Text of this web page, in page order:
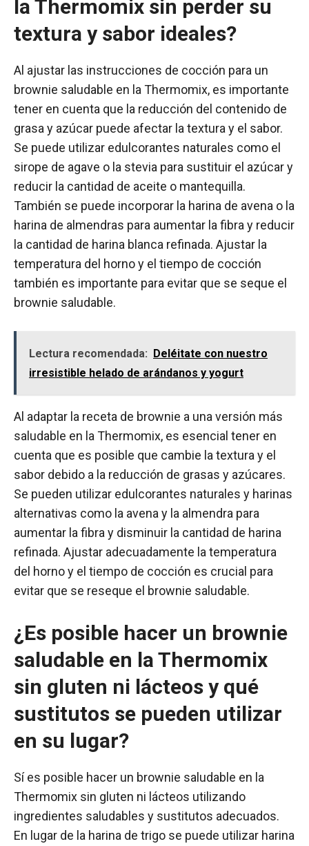
la Thermomix sin perder su
textura y sabor ideales?
Al ajustar las instrucciones de cocción para un
brownie saludable en la Thermomix, es importante
tener en cuenta que la reducción del contenido de
grasa y azúcar puede afectar la textura y el sabor.
Se puede utilizar edulcorantes naturales como el
sirope de agave o la stevia para sustituir el azúcar y
reducir la cantidad de aceite o mantequilla.
También se puede incorporar la harina de avena o la
harina de almendras para aumentar la fibra y reducir
la cantidad de harina blanca refinada. Ajustar la
temperatura del horno y el tiempo de cocción
también es importante para evitar que se seque el
brownie saludable.
Lectura recomendada: Deléitate con nuestro
irresistible helado de arándanos y yogurt
Al adaptar la receta de brownie a una versión más
saludable en la Thermomix, es esencial tener en
cuenta que es posible que cambie la textura y el
sabor debido a la reducción de grasas y azúcares.
Se pueden utilizar edulcorantes naturales y harinas
alternativas como la avena y la almendra para
aumentar la fibra y disminuir la cantidad de harina
refinada. Ajustar adecuadamente la temperatura
del horno y el tiempo de cocción es crucial para
evitar que se reseque el brownie saludable.
¿Es posible hacer un brownie
saludable en la Thermomix
sin gluten ni lácteos y qué
sustitutos se pueden utilizar
en su lugar?
Sí es posible hacer un brownie saludable en la
Thermomix sin gluten ni lácteos utilizando
ingredientes saludables y sustitutos adecuados.
En lugar de la harina de trigo se puede utilizar harina